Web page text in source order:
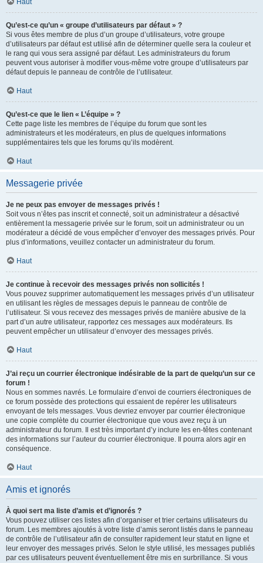
Haut
Qu’est-ce qu’un « groupe d’utilisateurs par défaut » ?
Si vous êtes membre de plus d’un groupe d’utilisateurs, votre groupe
d’utilisateurs par défaut est utilisé afin de déterminer quelle sera la couleur et
le rang qui vous sera assigné par défaut. Les administrateurs du forum
peuvent vous autoriser à modifier vous-même votre groupe d’utilisateurs par
défaut depuis le panneau de contrôle de l’utilisateur.
Haut
Qu’est-ce que le lien « L’équipe » ?
Cette page liste les membres de l’équipe du forum que sont les
administrateurs et les modérateurs, en plus de quelques informations
supplémentaires tels que les forums qu’ils modèrent.
Haut
Messagerie privée
Je ne peux pas envoyer de messages privés !
Soit vous n’êtes pas inscrit et connecté, soit un administrateur a désactivé
entièrement la messagerie privée sur le forum, soit un administrateur ou un
modérateur a décidé de vous empêcher d’envoyer des messages privés. Pour
plus d’informations, veuillez contacter un administrateur du forum.
Haut
Je continue à recevoir des messages privés non sollicités !
Vous pouvez supprimer automatiquement les messages privés d’un utilisateur
en utilisant les règles de messages depuis le panneau de contrôle de
l’utilisateur. Si vous recevez des messages privés de manière abusive de la
part d’un autre utilisateur, rapportez ces messages aux modérateurs. Ils
peuvent empêcher un utilisateur d’envoyer des messages privés.
Haut
J’ai reçu un courrier électronique indésirable de la part de quelqu’un sur ce
forum !
Nous en sommes navrés. Le formulaire d’envoi de courriers électroniques de
ce forum possède des protections qui essaient de repérer les utilisateurs
envoyant de tels messages. Vous devriez envoyer par courrier électronique
une copie complète du courrier électronique que vous avez reçu à un
administrateur du forum. Il est très important d’y inclure les en-têtes contenant
des informations sur l’auteur du courrier électronique. Il pourra alors agir en
conséquence.
Haut
Amis et ignorés
À quoi sert ma liste d’amis et d’ignorés ?
Vous pouvez utiliser ces listes afin d’organiser et trier certains utilisateurs du
forum. Les membres ajoutés à votre liste d’amis seront listés dans le panneau
de contrôle de l’utilisateur afin de consulter rapidement leur statut en ligne et
leur envoyer des messages privés. Selon le style utilisé, les messages publiés
par ces utilisateurs peuvent éventuellement être mis en surbrillance. Si vous